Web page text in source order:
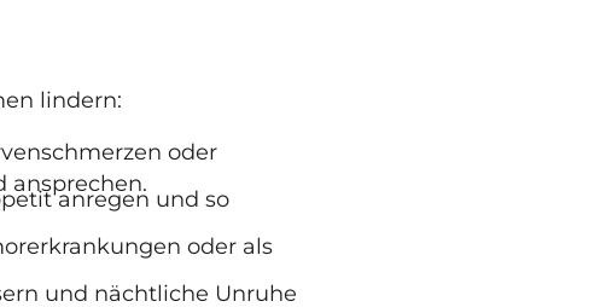
lindern:
oder
ansprechen.
anregen und so
oder als
und nächtliche Unruhe